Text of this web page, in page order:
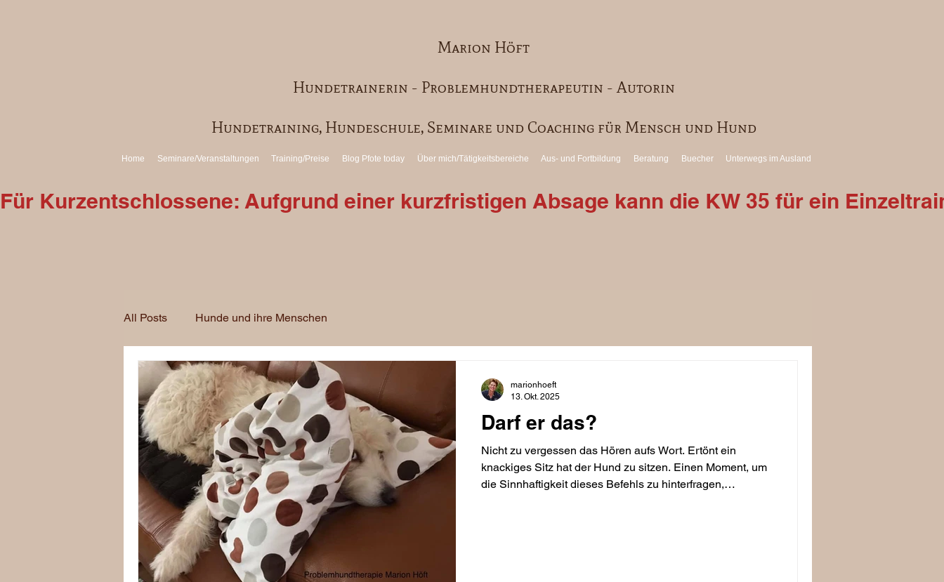
Marion Höft
Hundetrainerin - Problemhundtherapeutin - Autorin
Hundetraining, Hundeschule, Seminare und Coaching für Mensch und Hund
Home Seminare/Veranstaltungen Training/Preise Blog Pfote today Über mich/Tätigkeitsbereiche Aus- und Fortbildung Beratung Buecher Unterwegs im Ausland
Für Kurzentschlossene: Aufgrund einer kurzfristigen Absage kann die KW 35 für ein
All Posts Hunde und ihre Menschen
Darf er das?
Nicht zu vergessen das Hören aufs Wort. Ertönt ein
knackiges Sitz hat der Hund zu sitzen. Einen Moment, um
die Sinnhaftigkeit dieses Befehls zu hinterfragen,
marionhoeft
13. Okt. 2025